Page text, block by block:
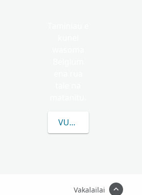
VULICA E LEVU CAKE
Vakalailai